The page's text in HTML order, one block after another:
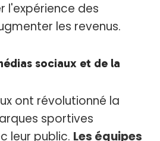
l'expérience des
les revenus.
sociaux et de la
ont révolutionné la
sportives
leur public. Les équipes